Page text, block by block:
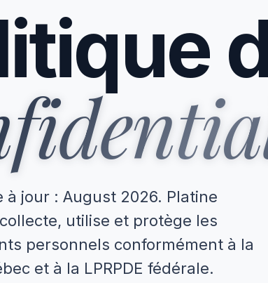
à jour : August 2026. Platine
utilise et protège les
personnels conformément à la
et à la LPRPDE fédérale.